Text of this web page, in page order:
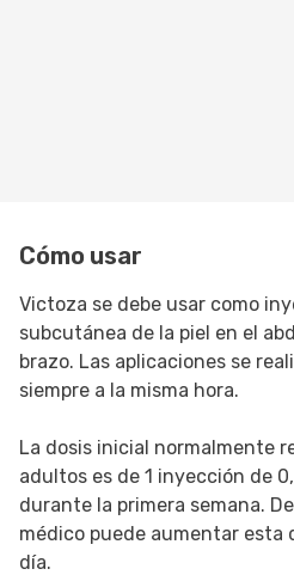
Cómo usar
Victoza se debe usar como
subcutánea de la piel en el
brazo. Las aplicaciones se
siempre a la misma hora.
La dosis inicial normalmente
adultos es de 1 inyección de
durante la primera semana.
médico puede aumentar esta
día.